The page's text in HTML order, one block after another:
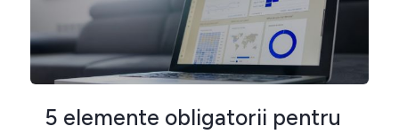
5 elemente obligatorii pentru